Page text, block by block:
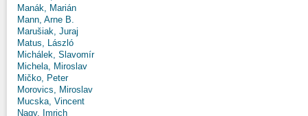
Manák, Marián
Mann, Arne B.
Marušiak, Juraj
Matus, László
Michálek, Slavomír
Michela, Miroslav
Mičko, Peter
Morovics, Miroslav
Mucska, Vincent
Nagy, Imrich